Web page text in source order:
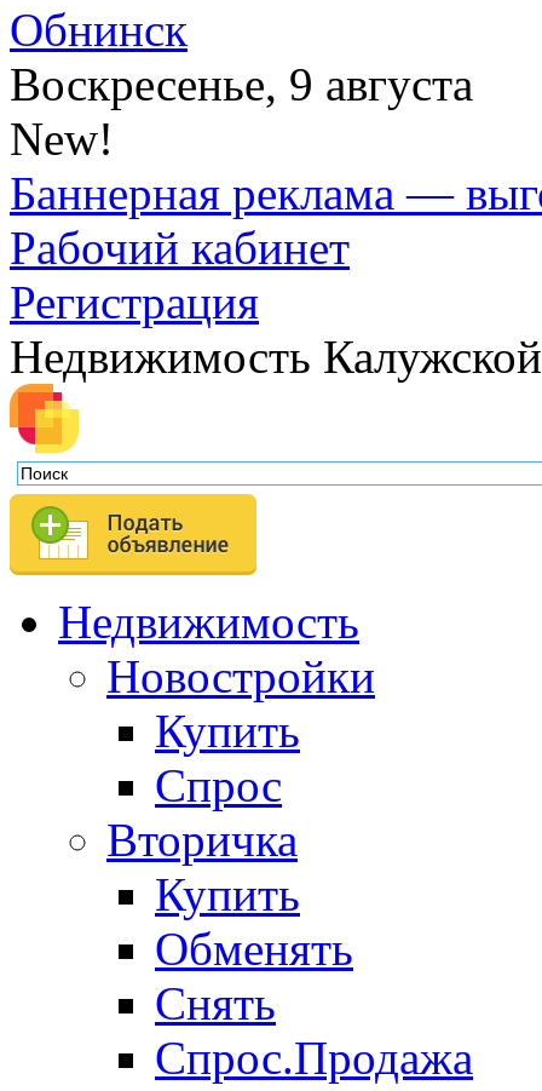
Обнинск
Воскресенье, 9 августа
New!
Баннерная реклама —
Рабочий кабинет
Регистрация
Недвижимость
Недвижимость
Новостройки
Купить
Спрос
Вторичка
Купить
Обменять
Снять
Спрос.Продажа